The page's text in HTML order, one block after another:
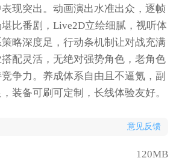
现突出。动画演出水准出众，逐帧
比番剧，Live2D立绘细腻，视听体
略深度足，行动条机制让对战充满
配灵活，无绝对强势角色，老角色
争力。养成体系自由且不逼氪，副
装备可刷可定制，长线体验友好。
意见反馈
120MB